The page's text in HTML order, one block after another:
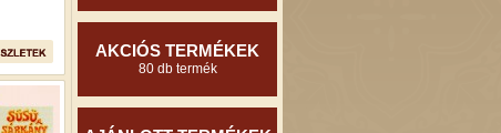
AKCIÓS TERMÉKEK
80 db termék